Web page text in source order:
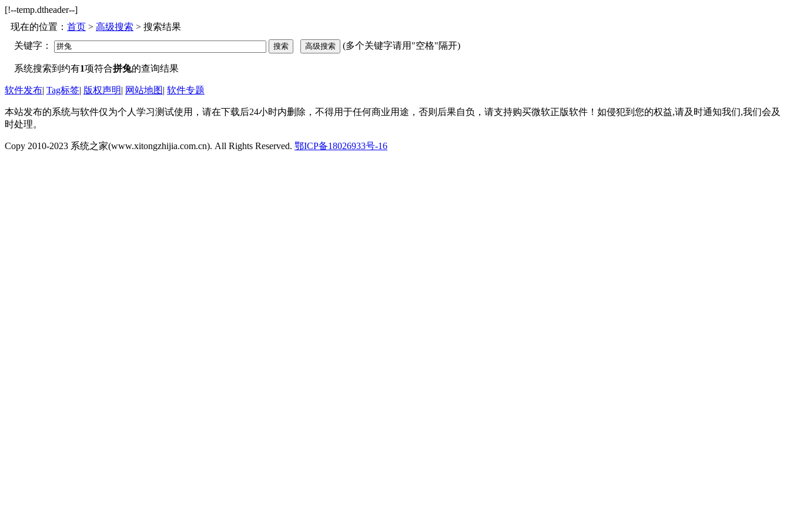
[!--temp.dtheader--]
现在的位置： 首页 > 高级搜索 > 搜索结果
关键字：
(多个关键字请用"空格"隔开)
系统搜索到约有1项符合拼兔的查询结果
软件发布| Tag标签| 版权声明| 网站地图| 软件专题
本站发布的系统与软件仅为个人学习测试使用，请在下载后24小时内删除，不得用于任何商业用途，否则后果自负，请支持购买微软正版软件！如侵犯到您的权益,请及时通知我们,我们会及
时处理。
Copy 2010-2023 系统之家(www.xitongzhijia.com.cn). All Rights Reserved. 鄂ICP备18026933号-16